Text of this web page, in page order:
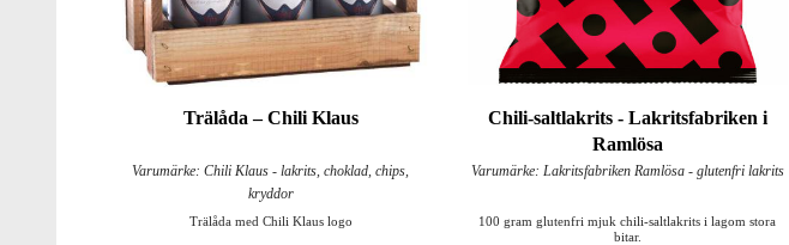
Trälåda – Chili Klaus
Varumärke: Chili Klaus - lakrits, choklad, chips,
kryddor
Trälåda med Chili Klaus logo
Chili-saltlakrits - Lakritsfabriken i
Ramlösa
Varumärke: Lakritsfabriken Ramlösa - glutenfri lakrits
100 gram glutenfri mjuk chili-saltlakrits i lagom stora
bitar.